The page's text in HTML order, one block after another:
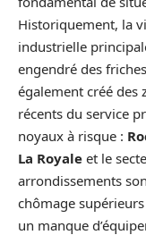
Historiquement, la
industrielle
engendré des
également créé des
récents du service
noyaux à risque :
La Royale et le
arrondissements
chômage
un manque